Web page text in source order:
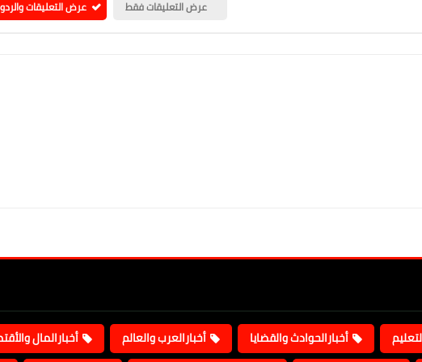
عرض التعليقات فقط عرض التعليقات
أخبارالحوادث والقضايا أخبارالعرب والعالم أخبارالمال